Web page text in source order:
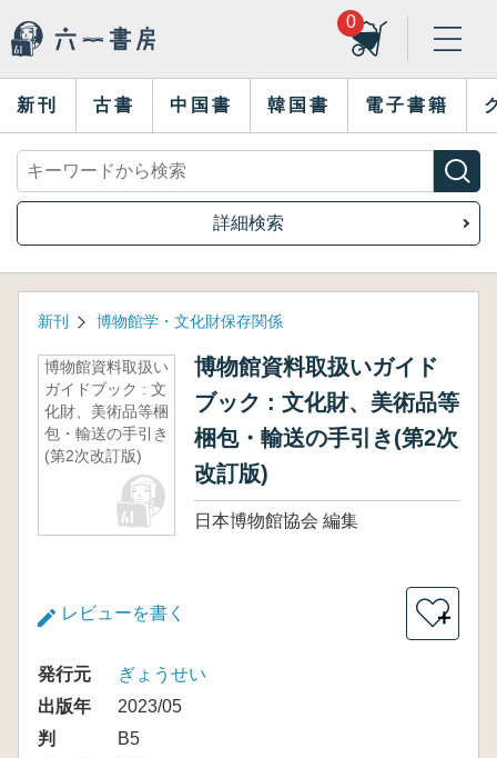
0
新刊 古書 中国書 韓国書 電子書籍
詳細検索
新刊 博物館学・文化財保存関係
博物館資料取扱い
ガイドブック : 文
化財、美術品等梱
包・輸送の手引き
(第2次改訂版)
博物館資料取扱いガイド
ブック : 文化財、美術品等
梱包・輸送の手引き(第2次
改訂版)
日本博物館協会 編集
レビューを書く ＋
発行元
ぎょうせい
出版年
2023/05
判
B5